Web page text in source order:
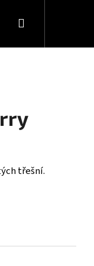
📞 KontaktyNákupní
třešní.